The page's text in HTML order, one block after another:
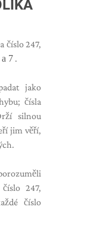
číslo 247,
7 .
jako
čísla
silnou
jim věří,
247,
číslo